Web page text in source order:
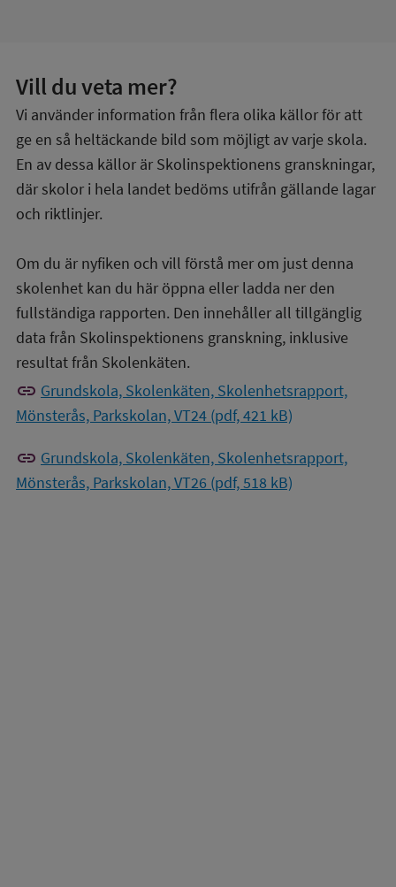
Vill du veta mer?
Vi använder information från flera olika källor för att
ge en så heltäckande bild som möjligt av varje skola.
En av dessa källor är Skolinspektionens granskningar,
där skolor i hela landet bedöms utifrån gällande lagar
och riktlinjer.
Om du är nyfiken och vill förstå mer om just denna
skolenhet kan du här öppna eller ladda ner den
fullständiga rapporten. Den innehåller all tillgänglig
data från Skolinspektionens granskning, inklusive
resultat från Skolenkäten.
link Grundskola, Skolenkäten, Skolenhetsrapport,
Mönsterås, Parkskolan, VT24 (pdf, 421 kB)
link Grundskola, Skolenkäten, Skolenhetsrapport,
Mönsterås, Parkskolan, VT26 (pdf, 518 kB)